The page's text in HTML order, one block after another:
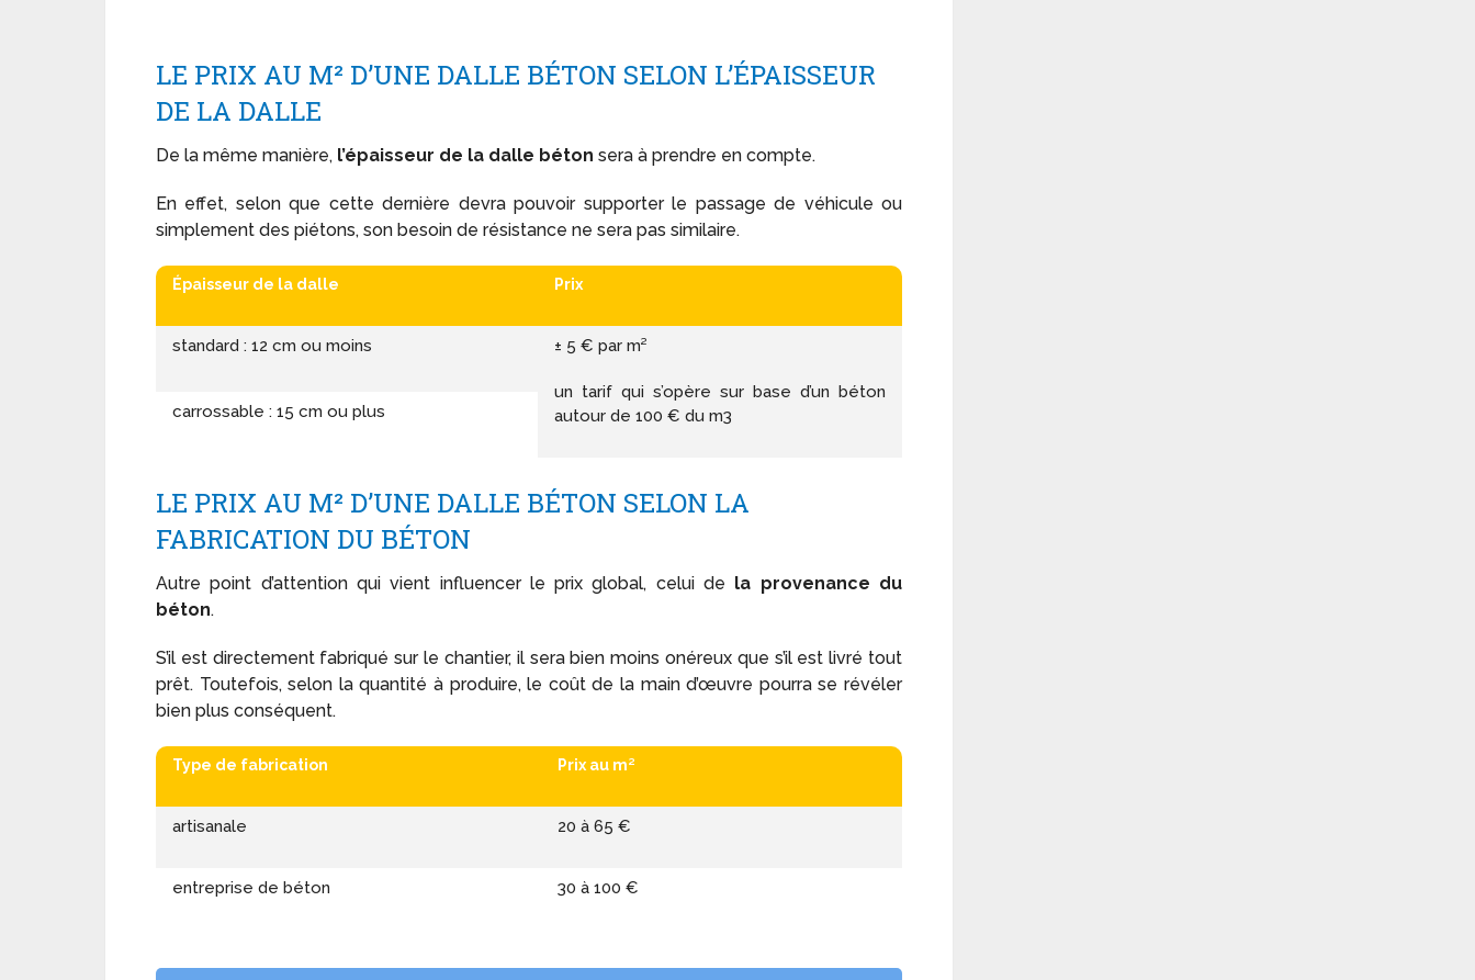
LE PRIX AU M² D’UNE DALLE BÉTON SELON L’ÉPAISSEUR
DE LA DALLE
De la même manière, l’épaisseur de la dalle béton sera à prendre en compte.
En effet, selon que cette dernière devra pouvoir supporter le passage de véhicule ou
simplement des piétons, son besoin de résistance ne sera pas similaire.
Épaisseur de la dalle Prix
standard : 12 cm ou moins ± 5 € par m²
un tarif qui s’opère sur base d’un béton
autour de 100 € du m3
carrossable : 15 cm ou plus
LE PRIX AU M² D’UNE DALLE BÉTON SELON LA
FABRICATION DU BÉTON
Autre point d’attention qui vient influencer le prix global, celui de la provenance du
béton.
S’il est directement fabriqué sur le chantier, il sera bien moins onéreux que s’il est livré tout
prêt. Toutefois, selon la quantité à produire, le coût de la main d’œuvre pourra se révéler
bien plus conséquent.
Type de fabrication Prix au m²
artisanale 20 à 65 €
entreprise de béton 30 à 100 €